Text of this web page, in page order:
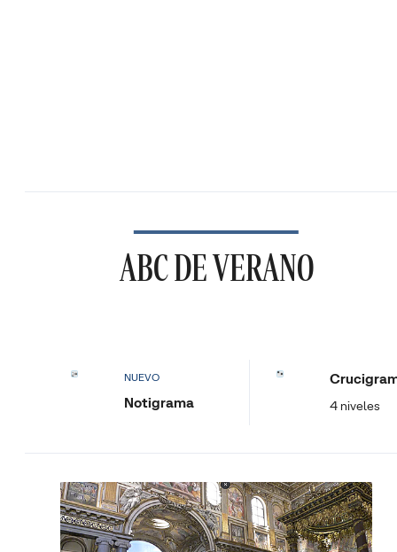
ABC DE VERANO
NUEVO
Notigrama 4 niveles